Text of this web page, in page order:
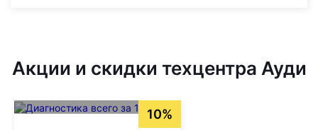
Акции и скидки техцентра Ауди
10%